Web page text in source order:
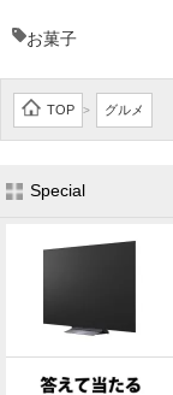
お菓子
TOP > グルメ
Special